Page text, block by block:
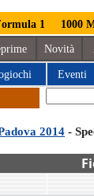
1 1000
Novità
Eventi
2014 -